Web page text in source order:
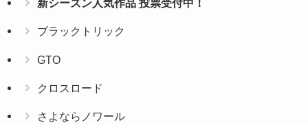
新シーズン人気作品 投票受付中！
ブラックトリック
GTO
クロスロード
さよならノワール